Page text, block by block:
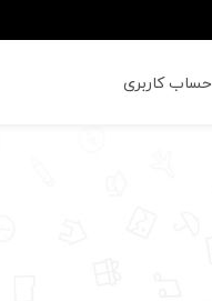
حساب کاربری